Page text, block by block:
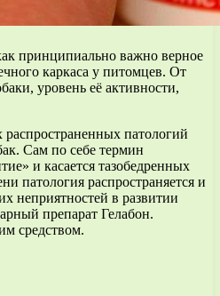
принципиально важно верное
каркаса у питомцев. От
уровень её активности,
патологий
Сам по себе термин
и касается тазобедренных
патология распространяется и
неприятностей в развитии
препарат Гелабон.
средством.